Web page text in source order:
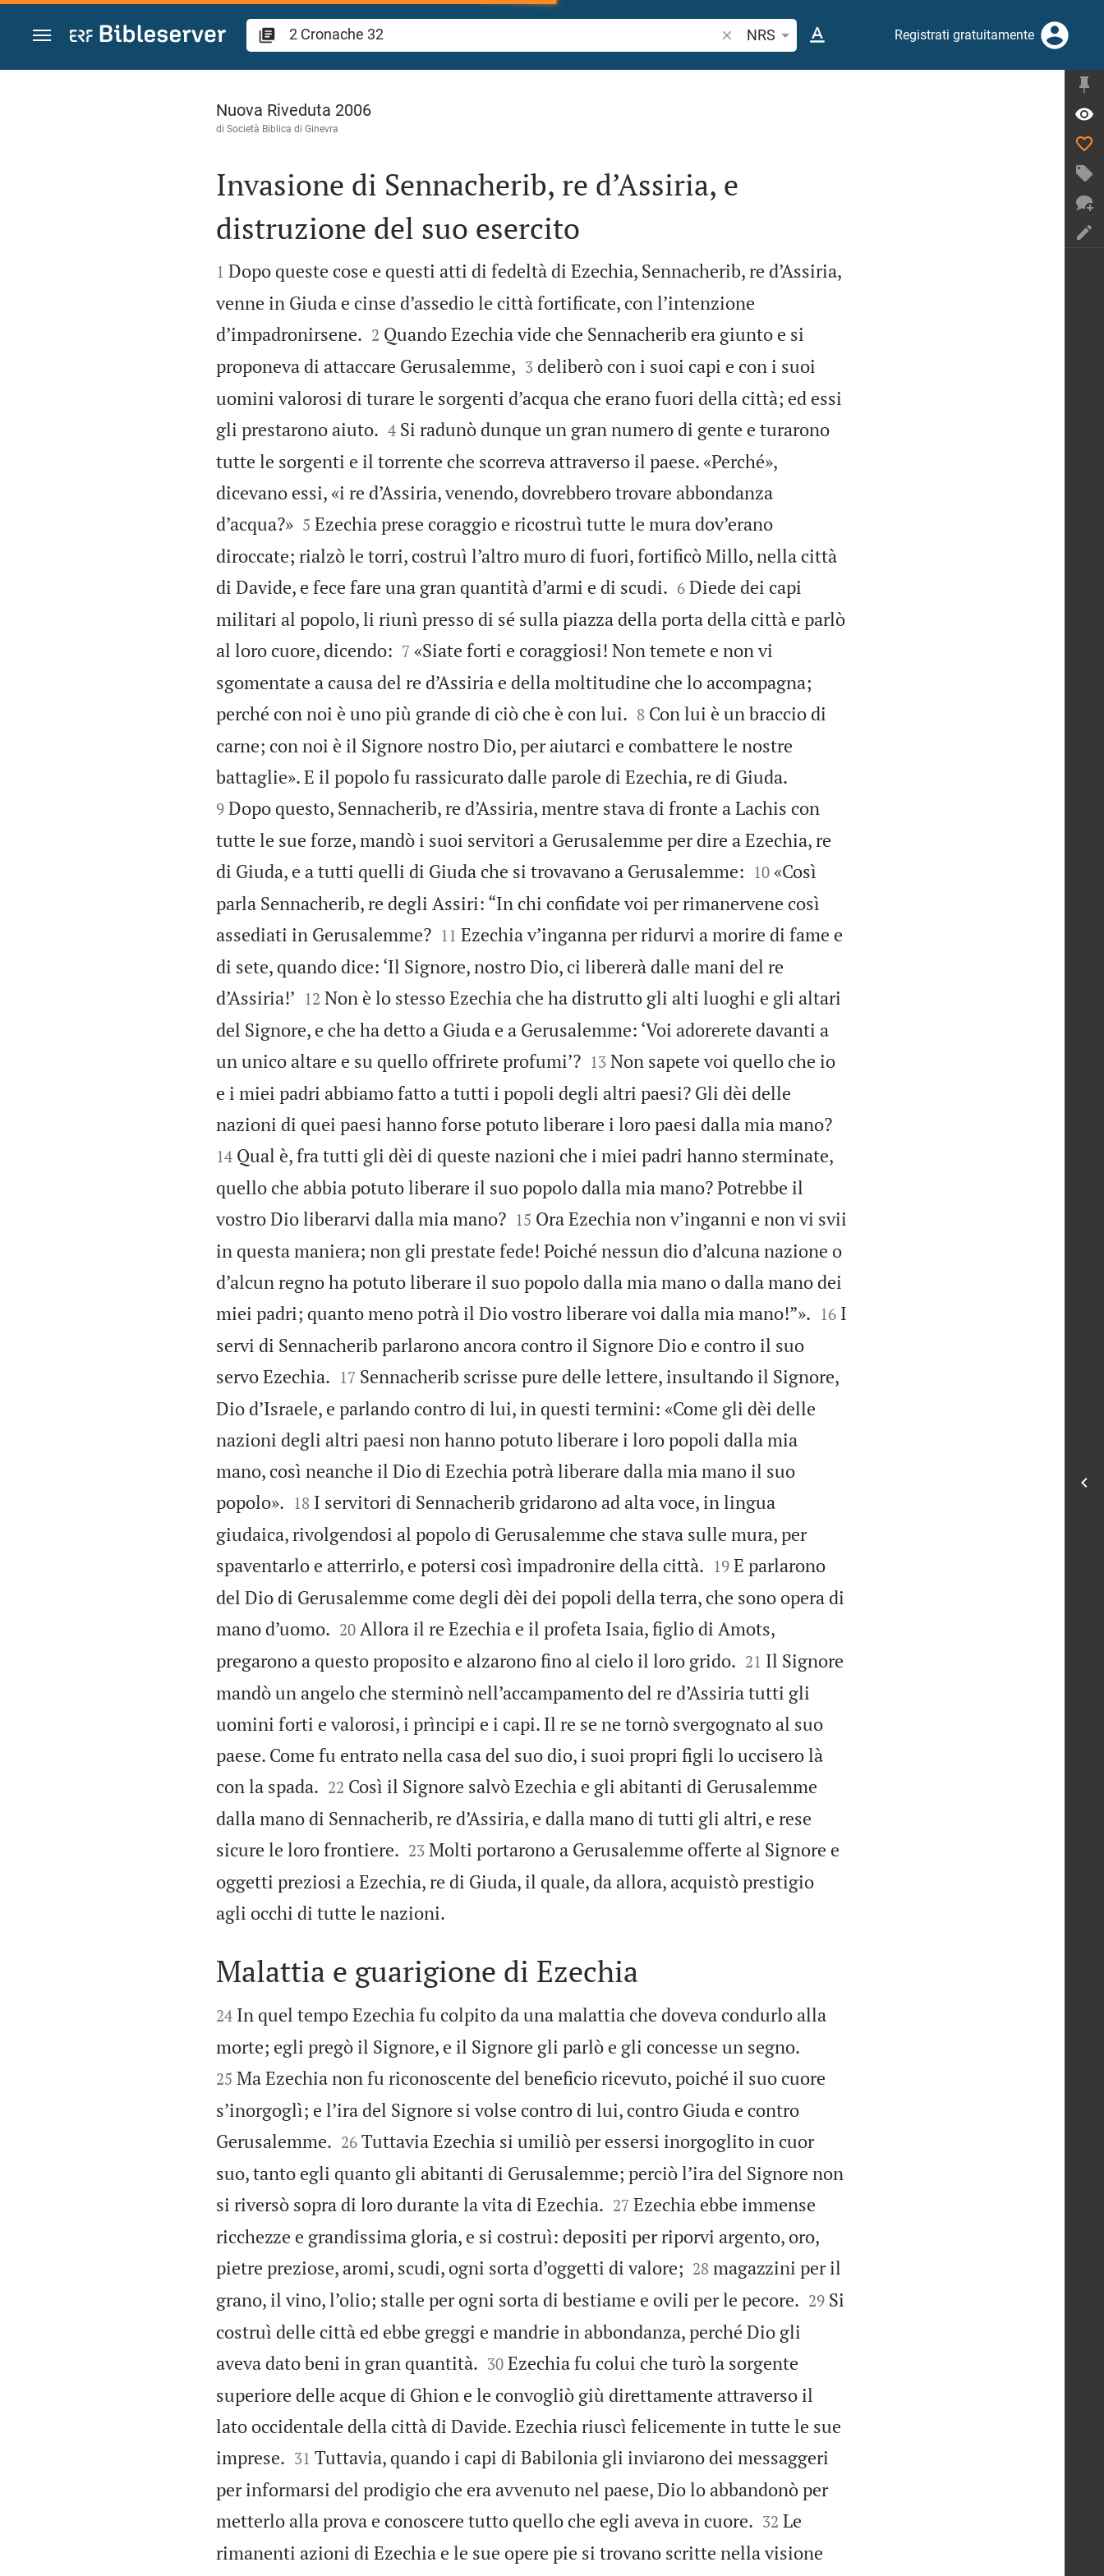
Vai al contenuto
Ricerca verso biblico o parola
NRS Registrati gratuitamente
2 Cronache 32
Nuova Riveduta 2006
di Società Biblica di Ginevra

Invasione di Sennacherib, re d’Assiria, e
distruzione del suo esercito

1 Dopo queste cose e questi atti di fedeltà di Ezechia, Sennacherib, re d’Assiria,
venne in Giuda e cinse d’assedio le città fortificate, con l’intenzione
d’impadronirsene.
2 Quando Ezechia vide che Sennacherib era giunto e si
proponeva di attaccare Gerusalemme,
3 deliberò con i suoi capi e con i suoi
uomini valorosi di turare le sorgenti d’acqua che erano fuori della città; ed essi
gli prestarono aiuto.
4 Si radunò dunque un gran numero di gente e turarono
tutte le sorgenti e il torrente che scorreva attraverso il paese. «Perché»,
dicevano essi, «i re d’Assiria, venendo, dovrebbero trovare abbondanza
d’acqua?»
5 Ezechia prese coraggio e ricostruì tutte le mura dov’erano
diroccate; rialzò le torri, costruì l’altro muro di fuori, fortificò Millo, nella città
di Davide, e fece fare una gran quantità d’armi e di scudi.
6 Diede dei capi
militari al popolo, li riunì presso di sé sulla piazza della porta della città e parlò
al loro cuore, dicendo:
7 «Siate forti e coraggiosi! Non temete e non vi
sgomentate a causa del re d’Assiria e della moltitudine che lo accompagna;
perché con noi è uno più grande di ciò che è con lui.
8 Con lui è un braccio di
carne; con noi è il Signore nostro Dio, per aiutarci e combattere le nostre
battaglie». E il popolo fu rassicurato dalle parole di Ezechia, re di Giuda.
9 Dopo questo, Sennacherib, re d’Assiria, mentre stava di fronte a Lachis con
tutte le sue forze, mandò i suoi servitori a Gerusalemme per dire a Ezechia, re
di Giuda, e a tutti quelli di Giuda che si trovavano a Gerusalemme:
10 «Così
parla Sennacherib, re degli Assiri: “In chi confidate voi per rimanervene così
assediati in Gerusalemme?
11 Ezechia v’inganna per ridurvi a morire di fame e
di sete, quando dice: ‘Il Signore, nostro Dio, ci libererà dalle mani del re
d’Assiria!’
12 Non è lo stesso Ezechia che ha distrutto gli alti luoghi e gli altari
del Signore, e che ha detto a Giuda e a Gerusalemme: ‘Voi adorerete davanti a
un unico altare e su quello offrirete profumi’?
13 Non sapete voi quello che io
e i miei padri abbiamo fatto a tutti i popoli degli altri paesi? Gli dèi delle
nazioni di quei paesi hanno forse potuto liberare i loro paesi dalla mia mano?
14 Qual è, fra tutti gli dèi di queste nazioni che i miei padri hanno sterminate,
quello che abbia potuto liberare il suo popolo dalla mia mano? Potrebbe il
vostro Dio liberarvi dalla mia mano?
15 Ora Ezechia non v’inganni e non vi svii
in questa maniera; non gli prestate fede! Poiché nessun dio d’alcuna nazione o
d’alcun regno ha potuto liberare il suo popolo dalla mia mano o dalla mano dei
miei padri; quanto meno potrà il Dio vostro liberare voi dalla mia mano!”».
16 I
servi di Sennacherib parlarono ancora contro il Signore Dio e contro il suo
servo Ezechia.
17 Sennacherib scrisse pure delle lettere, insultando il Signore,
Dio d’Israele, e parlando contro di lui, in questi termini: «Come gli dèi delle
nazioni degli altri paesi non hanno potuto liberare i loro popoli dalla mia
mano, così neanche il Dio di Ezechia potrà liberare dalla mia mano il suo
popolo».
18 I servitori di Sennacherib gridarono ad alta voce, in lingua
giudaica, rivolgendosi al popolo di Gerusalemme che stava sulle mura, per
spaventarlo e atterrirlo, e potersi così impadronire della città.
19 E parlarono
del Dio di Gerusalemme come degli dèi dei popoli della terra, che sono opera di
mano d’uomo.
20 Allora il re Ezechia e il profeta Isaia, figlio di Amots,
pregarono a questo proposito e alzarono fino al cielo il loro grido.
21 Il Signore
mandò un angelo che sterminò nell’accampamento del re d’Assiria tutti gli
uomini forti e valorosi, i prìncipi e i capi. Il re se ne tornò svergognato al suo
paese. Come fu entrato nella casa del suo dio, i suoi propri figli lo uccisero là
con la spada.
22 Così il Signore salvò Ezechia e gli abitanti di Gerusalemme
dalla mano di Sennacherib, re d’Assiria, e dalla mano di tutti gli altri, e rese
sicure le loro frontiere.
23 Molti portarono a Gerusalemme offerte al Signore e
oggetti preziosi a Ezechia, re di Giuda, il quale, da allora, acquistò prestigio
agli occhi di tutte le nazioni.

Malattia e guarigione di Ezechia

24 In quel tempo Ezechia fu colpito da una malattia che doveva condurlo alla
morte; egli pregò il Signore, e il Signore gli parlò e gli concesse un segno.
25 Ma Ezechia non fu riconoscente del beneficio ricevuto, poiché il suo cuore
s’inorgoglì; e l’ira del Signore si volse contro di lui, contro Giuda e contro
Gerusalemme.
26 Tuttavia Ezechia si umiliò per essersi inorgoglito in cuor
suo, tanto egli quanto gli abitanti di Gerusalemme; perciò l’ira del Signore non
si riversò sopra di loro durante la vita di Ezechia.
27 Ezechia ebbe immense
ricchezze e grandissima gloria, e si costruì: depositi per riporvi argento, oro,
pietre preziose, aromi, scudi, ogni sorta d’oggetti di valore;
28 magazzini per il
grano, il vino, l’olio; stalle per ogni sorta di bestiame e ovili per le pecore.
29 Si
costruì delle città ed ebbe greggi e mandrie in abbondanza, perché Dio gli
aveva dato beni in gran quantità.
30 Ezechia fu colui che turò la sorgente
superiore delle acque di Ghion e le convogliò giù direttamente attraverso il
lato occidentale della città di Davide. Ezechia riuscì felicemente in tutte le sue
imprese.
31 Tuttavia, quando i capi di Babilonia gli inviarono dei messaggeri
per informarsi del prodigio che era avvenuto nel paese, Dio lo abbandonò per
metterlo alla prova e conoscere tutto quello che egli aveva in cuore.
32 Le
rimanenti azioni di Ezechia e le sue opere pie si trovano scritte nella visione